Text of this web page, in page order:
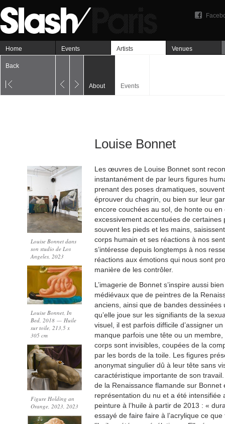
Home Events Artists Venues
Back
About Events
Louise Bonnet
Louise Bonnet dans
son studio de Los
Angeles, 2023
Louise Bonnet, In
Bed, 2018 — Huile
sur toile, 213,5 x
305 cm
Figure Holding an
Orange, 2023, 2023
Les œuvres de Louise Bonnet sont
instantanément de par leurs figures
prenant des poses dramatiques,
éprouver du chagrin, ou bien sur leur
encore couchées au sol, de honte ou
excessivement accentuées de certaines
souvent les pieds et les mains,
corps humain et ses réactions à nos
s’intéresse depuis longtemps à nos
réactions aux émotions qui nous sont
manière de les contrôler.
L’imagerie de Bonnet s’inspire aussi
médiévaux que de peintres de la
anciens, ainsi que de bandes dessinées
qu’elle joue sur les signifiants de la
visuel, il est parfois difficile d’assigner
manque parfois une tête ou un
corps sont invisibles, coupées de la
par les bords de la toile. Les figures
anonymat singulier dû à leur tête sans
caractéristique importante de son
de la Renaissance flamande sur Bonnet
représentation du nu et a été intensifiée
peinture à l’huile à partir de 2013 : «
essayé de faire faire à l’acrylique ce que